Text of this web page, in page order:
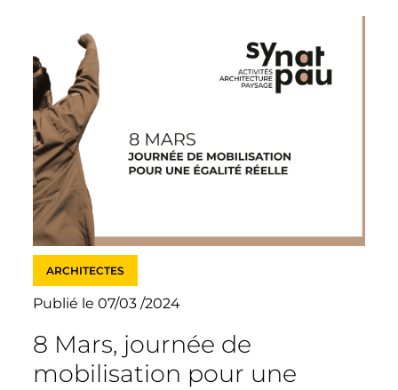
ARCHITECTES
Publié le 07/03 /2024
8 Mars, journée de
mobilisation pour une